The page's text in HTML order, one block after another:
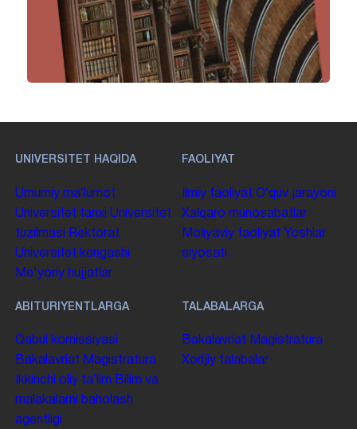
UNIVERSITET HAQIDA
Umumiy maʼlumot
Universitet tarixi Universitet
tuzilmasi Rektorat
Universitet kengashi
Me'yoriy hujjatlar
FAOLIYAT
Ilmiy faoliyat Oʻquv jarayoni
Xalqaro munosabatlar
Moliyaviy faoliyat Yoshlar
siyosati
ABITURIYENTLARGA
Qabul komissiyasi
Bakalavriat Magistratura
Ikkinchi oliy taʼlim Bilim va
malakalarni baholash
agentligi
TALABALARGA
Bakalavriat Magistratura
Xorijiy talabalar